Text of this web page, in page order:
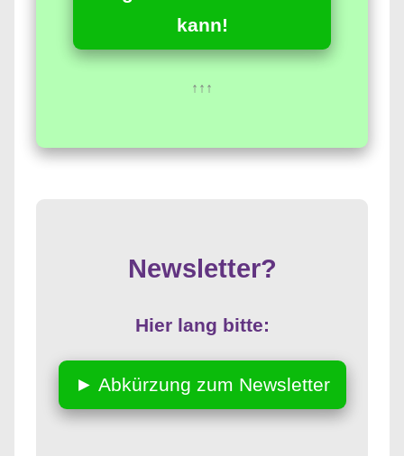
kann!
↑↑↑
Newsletter?
Hier lang bitte:
► Abkürzung zum Newsletter